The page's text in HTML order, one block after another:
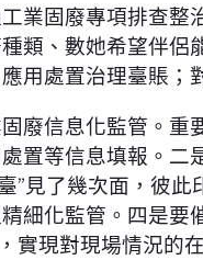
工業固廢專項排查
類、數她希望伴
用處置治理臺賬；
固廢信息化監管。
置等信息填報。
”見了幾次面，彼
細化監管。四是要
實現對現場情況的